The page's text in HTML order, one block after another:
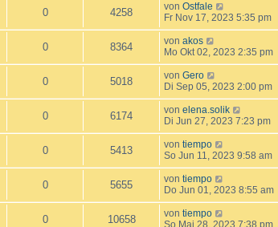
0 4258 von Ostfale
Fr Nov 17, 2023 5:35 pm
0 8364 von akos
Mo Okt 02, 2023 2:35 pm
0 5018 von Gero
Di Sep 05, 2023 2:00 pm
0 6174 von elena.solik
Di Jun 27, 2023 7:23 pm
0 5413 von tiempo
So Jun 11, 2023 9:58 am
0 5655 von tiempo
Do Jun 01, 2023 8:55 am
0 10658 von tiempo
So Mai 28, 2023 7:38 pm